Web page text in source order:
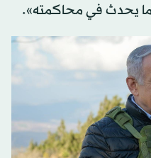
يحدث في محاكمته».